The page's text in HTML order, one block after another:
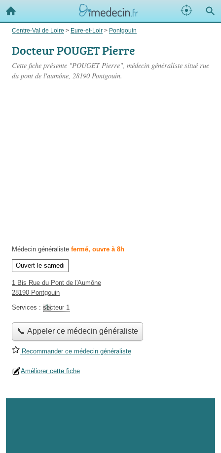
Centre-Val de Loire > Eure-et-Loir > Pontgouin
Docteur POUGET Pierre
Cette fiche présente "POUGET Pierre", médecin généraliste situé rue
du pont de l'aumône, 28190 Pontgouin.
Médecin généraliste fermé, ouvre à 8h
Ouvert le samedi
1 Bis Rue du Pont de l'Aumône
28190 Pontgouin
Services : secteur 1
📞 Appeler ce médecin généraliste
Recommander ce médecin généraliste
Améliorer cette fiche